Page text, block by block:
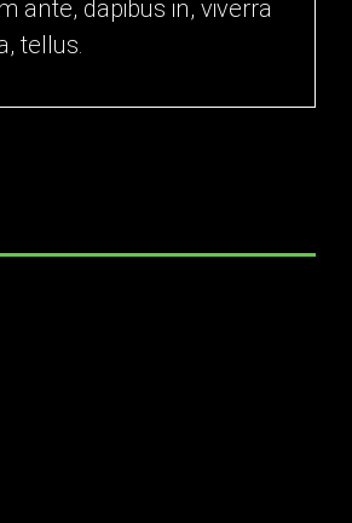
ante, dapibus in, viverra
tellus.